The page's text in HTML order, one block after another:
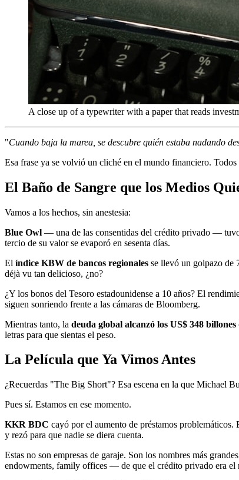
A close up of a typewriter with a paper that reads
"Cuando baja la marea, se descubre quién estaba nadando
Esa frase ya se volvió un cliché en el mundo financiero.
El Baño de Sangre que los Medios
Vamos a los hechos, sin anestesia:
Blue Owl — una de las consentidas del crédito privado — tuvo
tercio de su valor se evaporó en sesenta días.
El índice KBW de bancos regionales se llevó un golpazo de
déjà vu tan delicioso, ¿no?
¿Y los bonos del Tesoro estadounidense a 10 años? El
siguen sonriendo frente a las cámaras de Bloomberg.
Mientras tanto, la deuda global alcanzó los US$ 348 billones
letras para que sientas el peso.
La Película que Ya Vimos Antes
¿Recuerdas "The Big Short"? Esa escena en la que Michael
Pues sí. Estamos en ese momento.
KKR BDC cayó por el aumento de préstamos
y rezó para que nadie se diera cuenta.
Estas no son empresas de garaje. Son los nombres más
endowments, family offices — de que el crédito privado era